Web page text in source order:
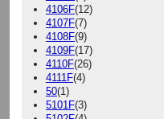
4106F(12)
4107F(7)
4108F(9)
4109F(17)
4110F(26)
4111F(4)
50(1)
5101F(3)